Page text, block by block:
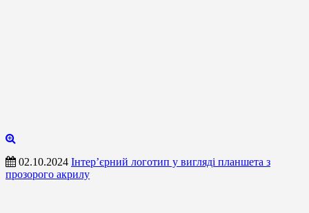
02.10.2024 Інтер’єрний логотип у вигляді планшета з
прозорого акрилу